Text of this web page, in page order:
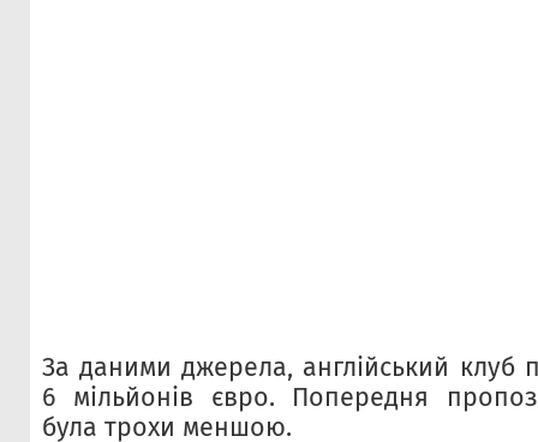
За даними джерела, англійський клуб
6 мільйонів євро. Попередня
була трохи меншою.